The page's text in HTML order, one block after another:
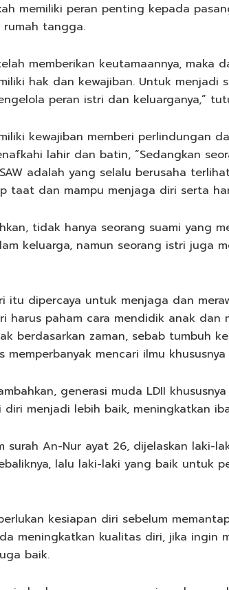
memiliki peran penting kepada
rumah tangga.
memberikan keutamaannya, maka
hak dan kewajiban. Untuk menjadi
peran istri dan keluarganya,”
kewajiban memberi perlindungan
lahir dan batin, “Sedangkan
adalah yang selalu berusaha
taat dan mampu menjaga diri serta
tidak hanya seorang suami yang
keluarga, namun seorang istri juga
itu dipercaya untuk menjaga dan
harus paham cara mendidik anak dan
berdasarkan zaman, sebab tumbuh
memperbanyak mencari ilmu
generasi muda LDII
diri menjadi lebih baik, meningkatkan
surah An-Nur ayat 26, dijelaskan laki-
lalu laki-laki yang baik untuk
kesiapan diri sebelum
meningkatkan kualitas diri, jika ingin
baik.